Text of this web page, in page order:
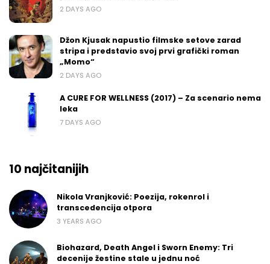
2 DAYS AGO
Džon Kjusak napustio filmske setove zarad
stripa i predstavio svoj prvi grafički roman
„Momo“
2 DAYS AGO
A CURE FOR WELLNESS (2017) – Za scenario nema
leka
7 DAYS AGO
10 najčitanijih
Nikola Vranjković: Poezija, rokenrol i
transcedencija otpora
3 YEARS AGO
Biohazard, Death Angel i Sworn Enemy: Tri
decenije žestine stale u jednu noć